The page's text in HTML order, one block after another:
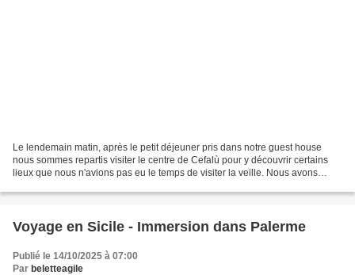
Le lendemain matin, après le petit déjeuner pris dans notre guest house
nous sommes repartis visiter le centre de Cefalù pour y découvrir certains
lieux que nous n'avions pas eu le temps de visiter la veille. Nous avons
Voyage en Sicile - Immersion dans Palerme
Publié le 14/10/2025 à 07:00
Par beletteagile